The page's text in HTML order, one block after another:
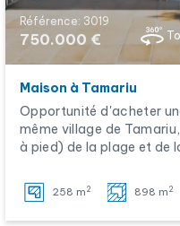
Référence: 3019
750.000 €
Maison à Tamariu
Opportunité d'acheter
même village de
à pied) de la plage et de
258 m 2 898 m 2